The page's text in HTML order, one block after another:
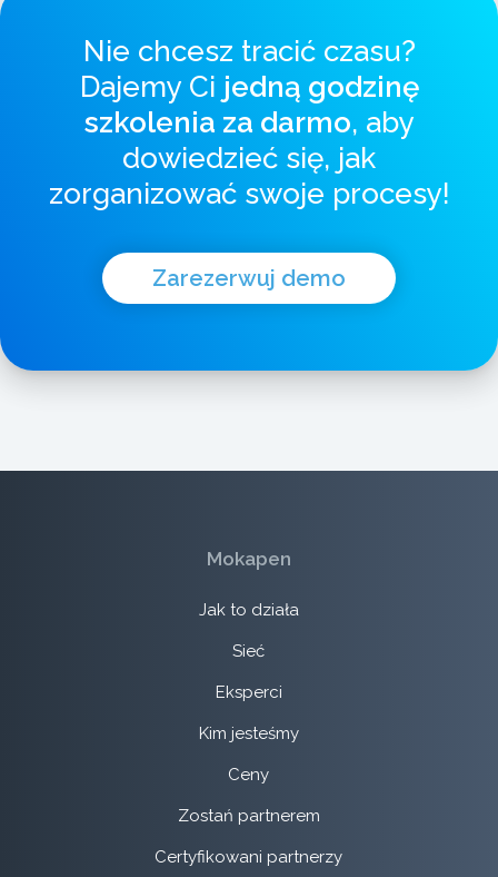
Nie chcesz tracić czasu?
Dajemy Ci jedną godzinę
szkolenia za darmo, aby
dowiedzieć się, jak
zorganizować swoje procesy!
Zarezerwuj demo
Mokapen
Jak to działa
Sieć
Eksperci
Kim jesteśmy
Ceny
Zostań partnerem
Certyfikowani partnerzy